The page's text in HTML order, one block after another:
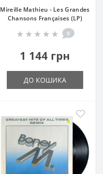
Mireille Mathieu - Les Grandes
Chansons Françaises (LP)
0
1 144 грн
ДО КОШИКА